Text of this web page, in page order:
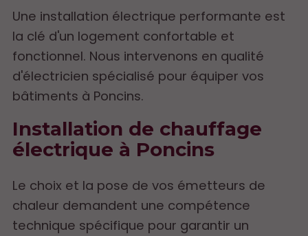
Une installation électrique performante est
la clé d'un logement confortable et
fonctionnel. Nous intervenons en qualité
d'électricien spécialisé pour équiper vos
bâtiments à Poncins.
Installation de chauffage
électrique à Poncins
Le choix et la pose de vos émetteurs de
chaleur demandent une compétence
technique spécifique pour garantir un